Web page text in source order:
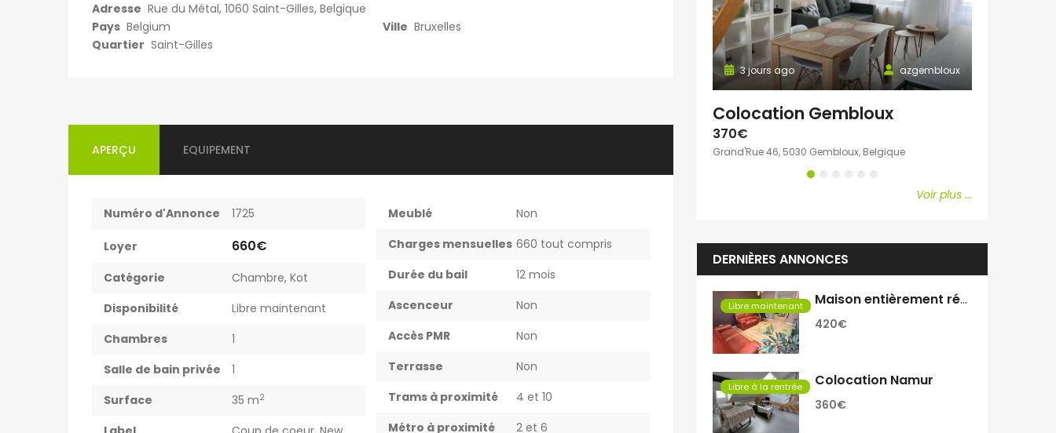
Adresse Rue du Métal, 1060 Saint-Gilles, Belgique
Pays Belgium Ville Bruxelles
Quartier Saint-Gilles
APERÇU EQUIPEMENT
Numéro d'Annonce 1725
Loyer 660€
Catégorie Chambre, Kot
Disponibilité
Libre maintenant
Chambres
1
Salle de bain privée
1
Surface
35 m2
Meublé
Non
Charges mensuelles 660 tout compris
Durée du bail
12 mois
Ascenceur
Non
Accès PMR
Non
Terrasse
Non
Trams à proximité
4 et 10
Métro à proximité
2 et 6
302, 6061 Charleroi, Belgique Rue du Vieux Mayeur 1, 4000 Liège, Belgique
azgembloux
3 jours ago
Colocation Gembloux
370€
Grand'Rue 46, 5030 Gembloux, Belgique
Voir plus ...
DERNIÈRES ANNONCES
Libre maintenant Maison entièrement rénovée
420€
Libre à la rentrée Colocation Namur
360€